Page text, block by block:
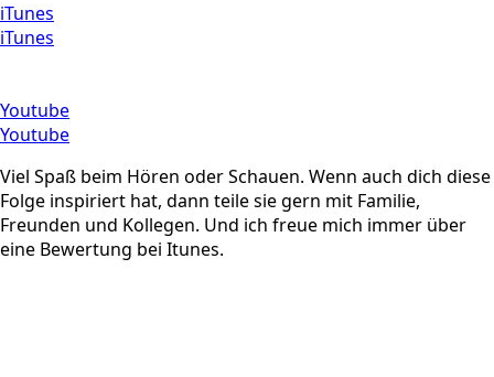
iTunes
iTunes
Youtube
Youtube
Viel Spaß beim Hören oder Schauen. Wenn auch dich diese
Folge inspiriert hat, dann teile sie gern mit Familie,
Freunden und Kollegen. Und ich freue mich immer über
eine Bewertung bei Itunes.